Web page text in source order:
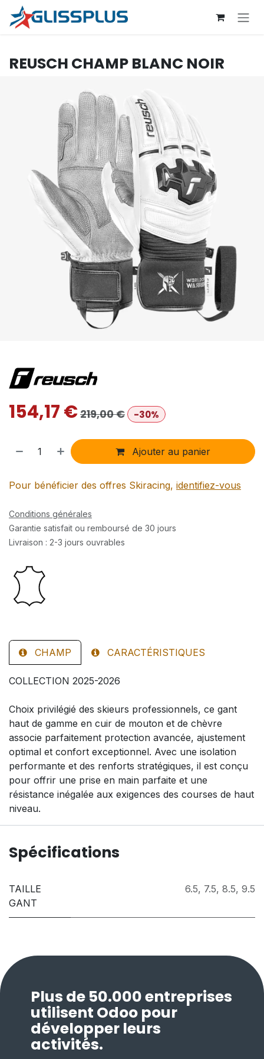
Se rendre au contenu
REUSCH CHAMP BLANC NOIR
154,17€219,00€ -30%
Ajouter au panier
Pour bénéficier des offres Skiracing, identifiez-vous
Conditions générales
Garantie satisfait ou remboursé de 30 jours
Livraison : 2-3 jours ouvrables
CHAMP CARACTÉRISTIQUES
COLLECTION 2025-2026
Choix privilégié des skieurs professionnels, ce gant
haut de gamme en cuir de mouton et de chèvre
associe parfaitement protection avancée, ajustement
optimal et confort exceptionnel. Avec une isolation
performante et des renforts stratégiques, il est conçu
pour offrir une prise en main parfaite et une
résistance inégalée aux exigences des courses de haut
niveau.
Spécifications
TAILLE
GANT
6.5, 7.5, 8.5, 9.5
Plus de 50.000 entreprises
utilisent Odoo pour
développer leurs
activités.